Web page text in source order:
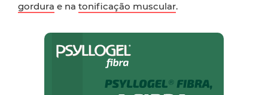
gordura e na tonificação muscular.